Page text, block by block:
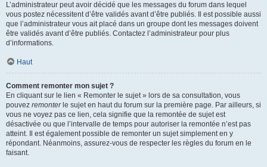
L’administrateur peut avoir décidé que les messages du forum dans lequel
vous postez nécessitent d’être validés avant d’être publiés. Il est possible aussi
que l’administrateur vous ait placé dans un groupe dont les messages doivent
être validés avant d’être publiés. Contactez l’administrateur pour plus
d’informations.
Haut
Comment remonter mon sujet ?
En cliquant sur le lien « Remonter le sujet » lors de sa consultation, vous
pouvez remonterle sujet en haut du forum sur la première page. Par ailleurs, si
vous ne voyez pas ce lien, cela signifie que la remontée de sujet est
désactivée ou que l’intervalle de temps pour autoriser la remontée n’est pas
atteint. Il est également possible de remonter un sujet simplement en y
répondant. Néanmoins, assurez-vous de respecter les règles du forum en le
faisant.